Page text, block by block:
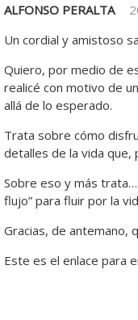
ALFONSO PERALTA
Un cordial y amistoso
Quiero, por medio de
realicé con motivo de
allá de lo esperado.
Trata sobre cómo
detalles de la vida que,
Sobre eso y más trata…
flujo” para fluir por la
Gracias, de antemano,
Este es el enlace para